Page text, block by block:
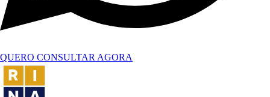
QUERO CONSULTAR AGORA